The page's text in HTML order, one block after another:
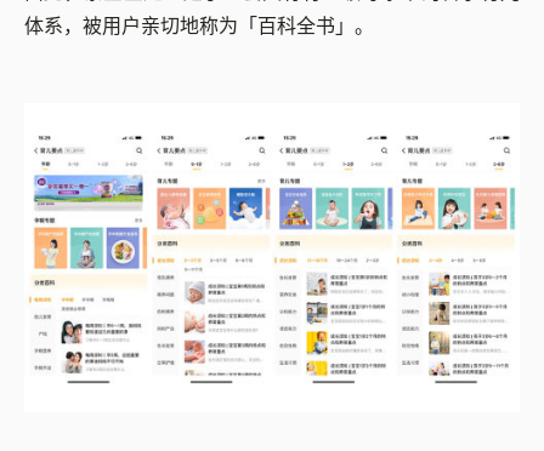
体系，被用户亲切地称为 「百科全书 」 。